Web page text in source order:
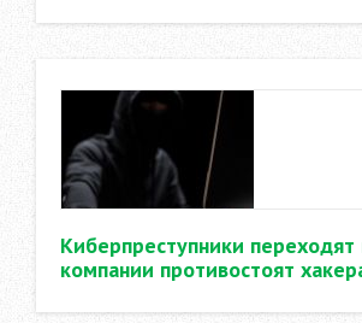
Киберпреступники переходят
компании противостоят